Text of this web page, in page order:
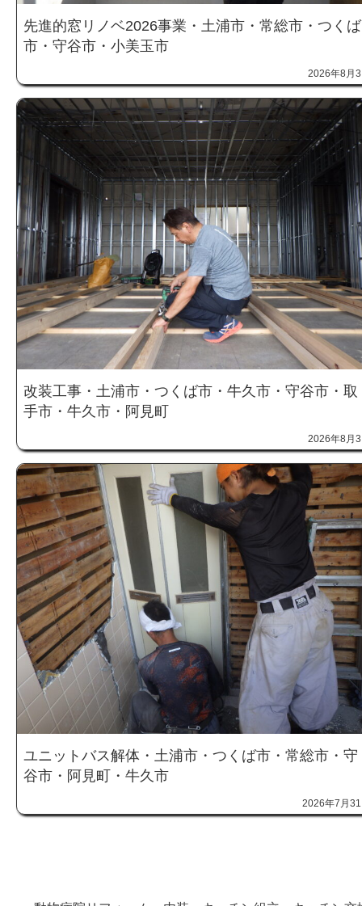
先進的窓リノベ2026事業・土浦市・常総市・つくば
市・守谷市・小美玉市
2026年8月
改装工事・土浦市・つくば市・牛久市・守谷市・取
手市・牛久市・阿見町
2026年8月
ユニットバス解体・土浦市・つくば市・常総市・守
谷市・阿見町・牛久市
2026年7月